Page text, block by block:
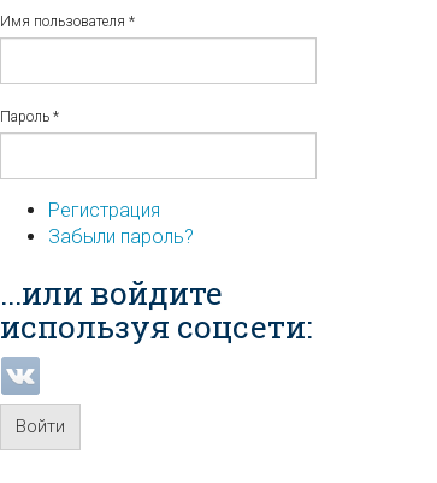
Имя пользователя *
Пароль *
Регистрация
Забыли пароль?
...или войдите
используя соцсети:
Войти